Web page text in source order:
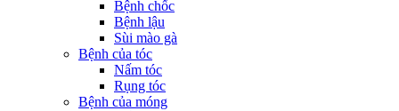
Bệnh chốc
Bệnh lậu
Sùi mào gà
Bệnh của tóc
Nấm tóc
Rụng tóc
Bệnh của móng